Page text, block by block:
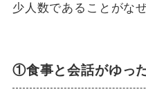
少人数であることがな
①食事と会話がゆっ